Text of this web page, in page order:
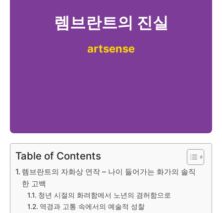
렘브란트의 진실
artsense
Table of Contents
렘브란트의 자화상 연작 – 나이 들어가는 화가의 솔직
한 고백
청년 시절의 화려함에서 노년의 겸허함으로
역경과 고통 속에서의 예술적 성찰